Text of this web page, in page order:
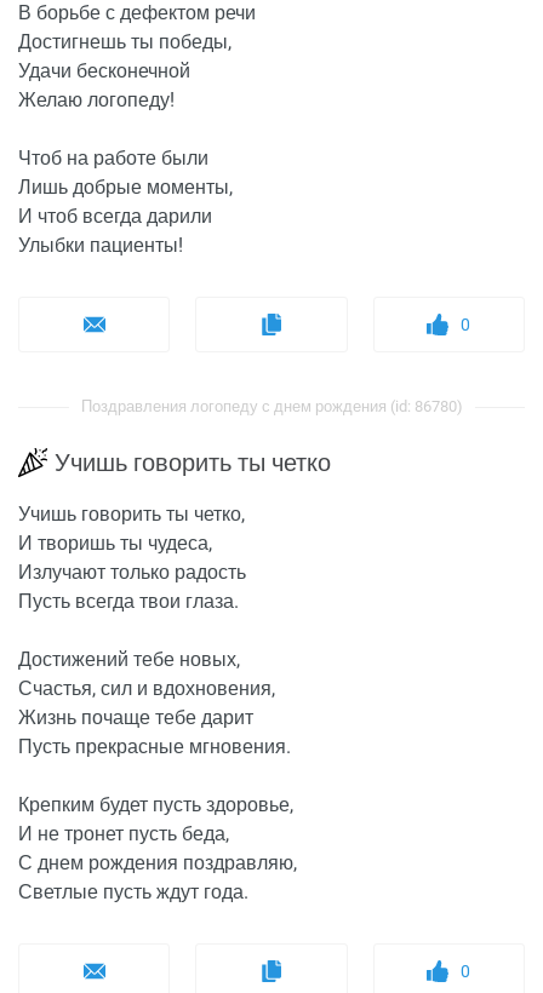
В борьбе с дефектом речи
Достигнешь ты победы,
Удачи бесконечной
Желаю логопеду!
Чтоб на работе были
Лишь добрые моменты,
И чтоб всегда дарили
Улыбки пациенты!
0
Поздравления логопеду с днем рождения (id: 86780)
Учишь говорить ты четко
Учишь говорить ты четко,
И творишь ты чудеса,
Излучают только радость
Пусть всегда твои глаза.
Достижений тебе новых,
Счастья, сил и вдохновения,
Жизнь почаще тебе дарит
Пусть прекрасные мгновения.
Крепким будет пусть здоровье,
И не тронет пусть беда,
С днем рождения поздравляю,
Светлые пусть ждут года.
0